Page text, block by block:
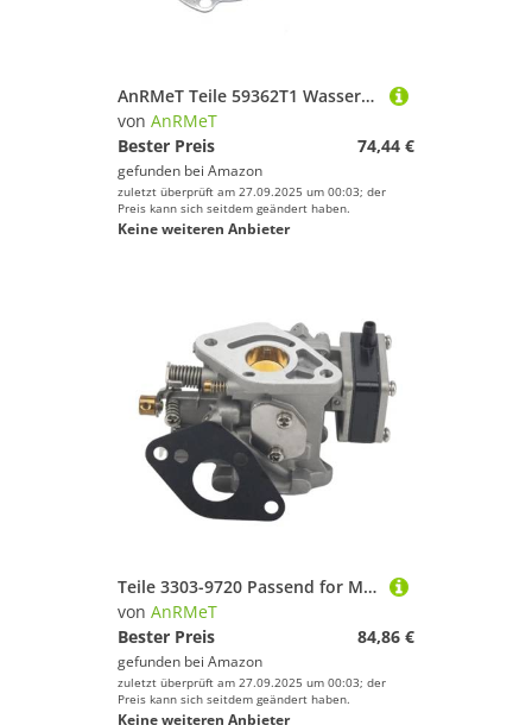
AnRMeT Teile 59362T1 Wasserpumpenlaufrad-Service-Kit Passend for Heckantrieb-Innenbordmotor 4,3 l – 9,1 l V6 V8 59362
von AnRMeT
Bester Preis
74,44 €
gefunden bei Amazon
zuletzt überprüft am 27.09.2025 um 00:03; der
Preis kann sich seitdem geändert haben.
Keine weiteren Anbieter
Teile 3303-9720 Passend for Me-r 4HP 5HP 2-Takt-Außenborder-Vergaser mit Dichtung Bootsmotor 9720 3303-812648 812648T
von AnRMeT
Bester Preis
84,86 €
gefunden bei Amazon
zuletzt überprüft am 27.09.2025 um 00:03; der
Preis kann sich seitdem geändert haben.
Keine weiteren Anbieter